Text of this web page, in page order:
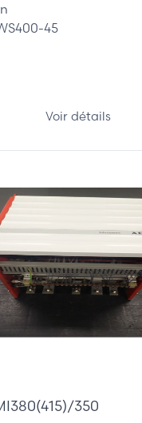
45
Voir détails
350